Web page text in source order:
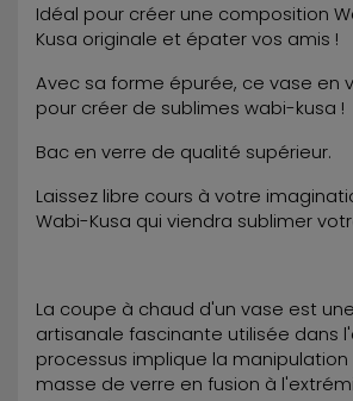
Idéal pour créer une composition
Kusa originale et épater vos amis !
Avec sa forme épurée, ce vase en
pour créer de sublimes wabi-kusa !
Bac en verre de qualité supérieur.
Laissez libre cours à votre
Wabi-Kusa qui viendra sublimer
La coupe à chaud d'un vase est
artisanale fascinante utilisée dans
processus implique la
masse de verre en fusion à